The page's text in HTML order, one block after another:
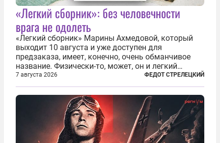
«Легкий сборник»: без человечности
врага не одолеть
«Легкий сборник» Марины Ахмедовой, который
выходит 10 августа и уже доступен для
предзаказа, имеет, конечно, очень обманчивое
название. Физически-то, может, он и легкий
относительно. Но метафизически —
безотносительно тяжелый. Десять рассказов,
каждый из которых напрямую или косвенно (в
основном —...
7 августа 2026 ФЕДОТ СТРЕЛЕЦКИЙ